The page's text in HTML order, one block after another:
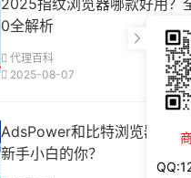
2025指纹浏览器哪款好用？
0全解析
代理百科
2025-08-07
AdsPower和比特浏览器：哪
新手小白的你？